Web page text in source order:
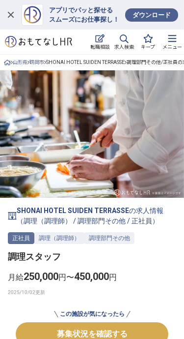
アプリでパッと探せる
スムーズにお仕事探し！
ダウンロード
転職相談 求人検索 キープ メニュー
ログイン
求人・施設を探す
就職・転職 合同説明会
おもてなしHRについて
ご利用の流れ
よくある質問
ホテル・宿泊業界情報コラム
無料 転職サポートに申し込む
採用をお考えの企業様へ
山形県 鶴岡市 SHONAI HOTEL SUIDEN TERRASSE 調理部門その他/正社員の
SHONAI HOTEL SUIDEN TERRASSEの求人情報
（調理（調理師） /調理部門その他/正社員 ）
正社員 調理（調理師） 調理部門その他
調理スタッフ
月給250,000円〜450,000円
この施設が気になったら
募集状況を確認する